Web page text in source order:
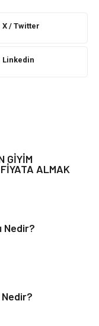
Taşımacılık
Metal
X / Twitter
Linkedin
GİYİM
ALMAK
Nedir?